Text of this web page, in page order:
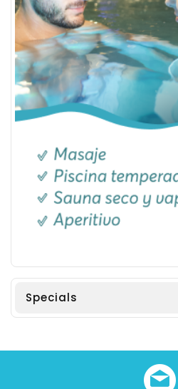
Specials